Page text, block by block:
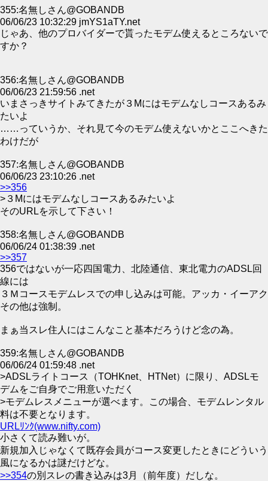
355:名無しさん@GOBANDB
06/06/23 10:32:29 jmYS1aTY.net
じゃあ、他のプロバイダーで貰ったモデム使えるところないで
すか？
356:名無しさん@GOBANDB
06/06/23 21:59:56 .net
いまさっきサイトみてきたが３Mにはモデムなしコースあるみ
たいよ
……っていうか、それ見て今のモデム使えないかとここへきた
わけだが
357:名無しさん@GOBANDB
06/06/23 23:10:26 .net
>>356
>３Mにはモデムなしコースあるみたいよ
そのURLを示して下さい！
358:名無しさん@GOBANDB
06/06/24 01:38:39 .net
>>357
356ではないが一応四国電力、北陸通信、東北電力のADSL回
線には
３Ｍコースモデムレスでの申し込みは可能。アッカ・イーアク
その他は強制。
まぁ当スレ住人にはこんなこと基本だろうけど念の為。
359:名無しさん@GOBANDB
06/06/24 01:59:48 .net
>ADSLライトコース（TOHKnet、HTNet）に限り、ADSLモ
デムをご自身でご用意いただく
>モデムレスメニューが選べます。この場合、モデムレンタル
料は不要となります。
URLﾘﾝｸ(www.nifty.com)
小さくて読み難いが。
新規加入じゃなくて既存会員がコース変更したときにどういう
風になるかは謎だけどな。
>>354の別スレの書き込みは3月（前年度）だしな。